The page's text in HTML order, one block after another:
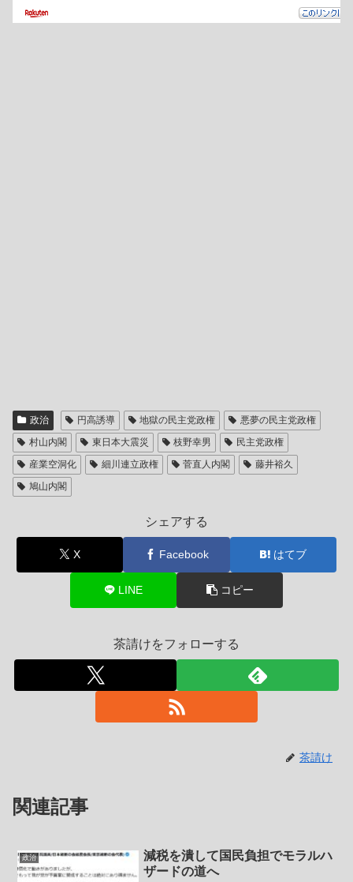
政治 円高誘導 地獄の民主党政権
悪夢の民主党政権
村山内閣
東日本大震災 枝野幸男
民主党政権
産業空洞化
細川連立政権 菅直人内閣
藤井裕久
鳩山内閣
シェアする
X Facebook はてブ
LINE コピー
茶請けをフォローする
茶請け
関連記事
政治
減税を潰して国民負担でモラルハ
ザードの道へ